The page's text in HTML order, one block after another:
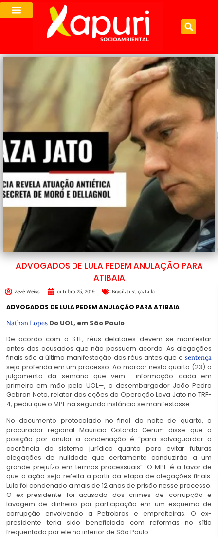
ADVOGADOS DE LULA PEDEM ANULAÇÃO PARA
ATIBAIA
Zezé Weiss outubro 25, 2019 Brasil, Justiça, Lula
ADVOGADOS DE LULA PEDEM ANULAÇÃO PARA ATIBAIA
Nathan Lopes Do UOL, em São Paulo
De acordo com o STF, réus delatores devem se manifestar
antes dos acusados que não possuem acordo. As alegações
finais são a última manifestação dos réus antes que a sentença
seja proferida em um processo. Ao marcar nesta quarta (23) o
julgamento da semana que vem —informação dada em
primeira em mão pelo UOL—, o desembargador João Pedro
Gebran Neto, relator das ações da Operação Lava Jato no TRF-
4, pediu que o MPF na segunda instância se manifestasse.
No documento protocolado no final da noite de quarta, o
procurador regional Mauricio Gotardo Gerum disse que a
posição por anular a condenação é “para salvaguardar a
coerência do sistema jurídico quanto para evitar futuras
alegações de nulidade que certamente conduzirão a um
grande prejuízo em termos processuais”. O MPF é a favor de
que a ação seja refeita a partir da etapa de alegações finais.
Lula foi condenado a mais de 12 anos de prisão nesse processo.
O ex-presidente foi acusado dos crimes de corrupção e
lavagem de dinheiro por participação em um esquema de
corrupção envolvendo a Petrobras e empreiteiras. O ex-
presidente teria sido beneficiado com reformas no sítio
frequentado por ele no interior de São Paulo.